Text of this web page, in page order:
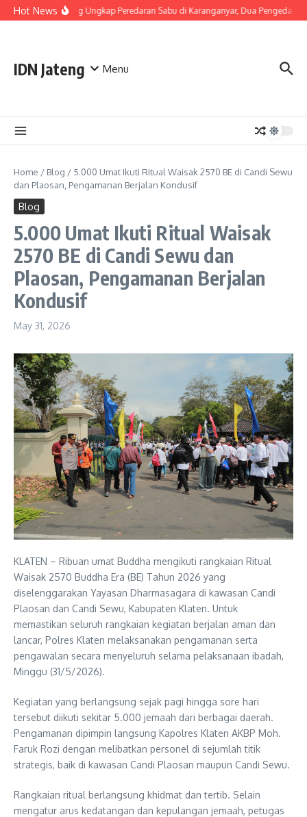
Skip to content
Hot News
Polda Jateng Ungkap Peredaran Sabu di Karanganyar, Dua Pengedar
IDN Jateng Menu
Home / Blog / 5.000 Umat Ikuti Ritual Waisak 2570 BE di Candi Sewu
dan Plaosan, Pengamanan Berjalan Kondusif
Blog
5.000 Umat Ikuti Ritual Waisak
2570 BE di Candi Sewu dan
Plaosan, Pengamanan Berjalan
Kondusif
May 31, 2026
KLATEN – Ribuan umat Buddha mengikuti rangkaian Ritual
Waisak 2570 Buddha Era (BE) Tahun 2026 yang
diselenggarakan Yayasan Dharmasagara di kawasan Candi
Plaosan dan Candi Sewu, Kabupaten Klaten. Untuk
memastikan seluruh rangkaian kegiatan berjalan aman dan
lancar, Polres Klaten melaksanakan pengamanan serta
pengawalan secara menyeluruh selama pelaksanaan ibadah,
Minggu (31/5/2026).
Kegiatan yang berlangsung sejak pagi hingga sore hari
tersebut diikuti sekitar 5.000 jemaah dari berbagai daerah.
Pengamanan dipimpin langsung Kapolres Klaten AKBP Moh.
Faruk Rozi dengan melibatkan personel di sejumlah titik
strategis, baik di kawasan Candi Plaosan maupun Candi Sewu.
Rangkaian ritual berlangsung khidmat dan tertib. Selain
mengatur arus kedatangan dan kepulangan jemaah, petugas